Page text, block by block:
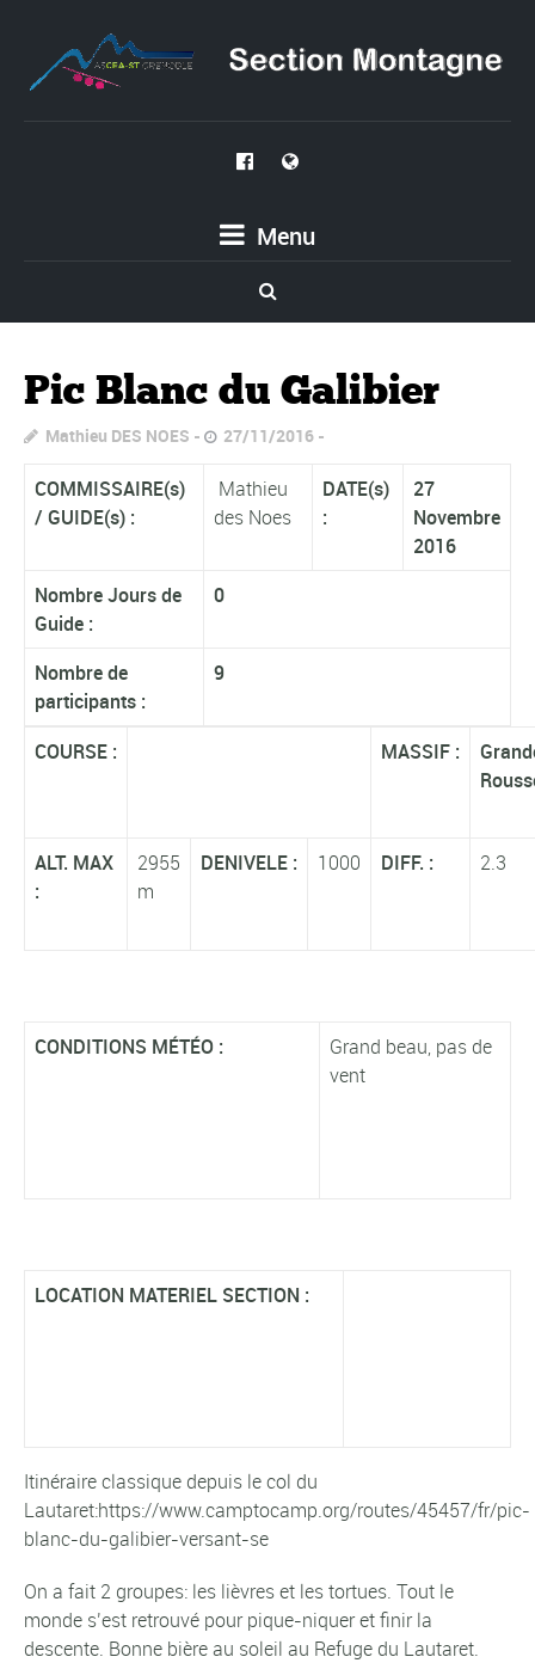
Menu
Pic Blanc du Galibier
Mathieu DES NOES 27/11/2016
COMMISSAIRE(s)
/ GUIDE(s) :
Mathieu
des Noes
DATE(s)
:
27
Novembre
2016
Nombre Jours de
Guide :
0
Nombre de
participants :
9
COURSE : MASSIF :
ALT. MAX
:
2955
m
DENIVELE : 1000 DIFF. : 2.3
CONDITIONS MÉTÉO :
Grand beau, pas de
vent
LOCATION MATERIEL SECTION :
Itinéraire classique depuis le col du
Lautaret:https://www.camptocamp.org/routes/45457/fr/pic-
blanc-du-galibier-versant-se
On a fait 2 groupes: les lièvres et les tortues. Tout le
monde s’est retrouvé pour pique-niquer et finir la
descente. Bonne bière au soleil au Refuge du Lautaret.